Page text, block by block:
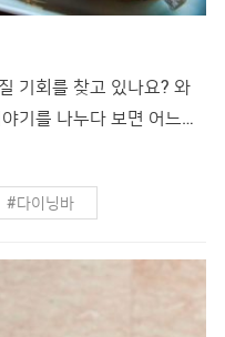
기회를 찾고 있나요? 와
기를 나누다 보면 어느새
수 있는바 좌석 구성의 다
흔한 스시 바가 아닌 특별
강남구
#다이닝바